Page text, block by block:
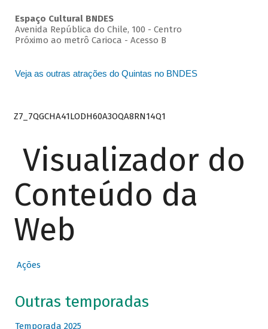
Espaço Cultural BNDES
Avenida República do Chile, 100 - Centro
Próximo ao metrô Carioca - Acesso B
Veja as outras atrações do Quintas no BNDES
Z7_7QGCHA41LODH60A3OQA8RN14Q1
Visualizador do
Conteúdo da
Web
Ações
Outras temporadas
Temporada 2025